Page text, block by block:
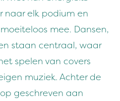
naar elk podium en
mee. Dansen,
staan centraal, waar
spelen van covers
muziek. Achter de
geschreven aan